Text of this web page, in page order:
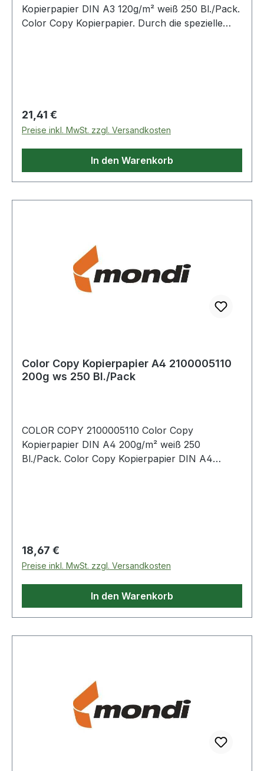
Kopierpapier DIN A3 120g/m² weiß 250 Bl./Pack.
Color Copy Kopierpapier. Durch die spezielle
Geräteschonung. Von allen Geräteherstellern
empfohlen.
Regulärer Preis:
21,41 €
Preise inkl. MwSt. zzgl. Versandkosten
In den Warenkorb
Color Copy Kopierpapier A4 2100005110
200g ws 250 Bl./Pack
COLOR COPY 2100005110 Color Copy
Kopierpapier DIN A4 200g/m² weiß 250
Bl./Pack. Color Copy Kopierpapier DIN A4
Regulärer Preis:
18,67 €
Preise inkl. MwSt. zzgl. Versandkosten
In den Warenkorb